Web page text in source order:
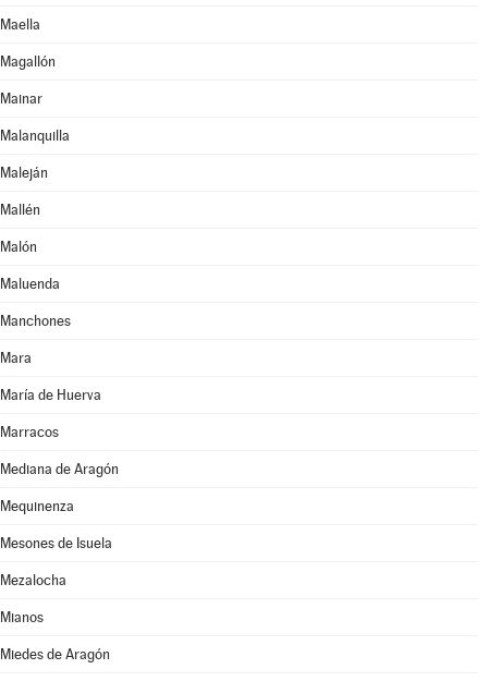
Maella
Magallón
Mainar
Malanquilla
Maleján
Mallén
Malón
Maluenda
Manchones
Mara
María de Huerva
Marracos
Mediana de Aragón
Mequinenza
Mesones de Isuela
Mezalocha
Mianos
Miedes de Aragón